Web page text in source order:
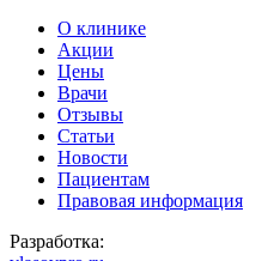
О клинике
Акции
Цены
Врачи
Отзывы
Статьи
Новости
Пациентам
Правовая информация
Разработка: